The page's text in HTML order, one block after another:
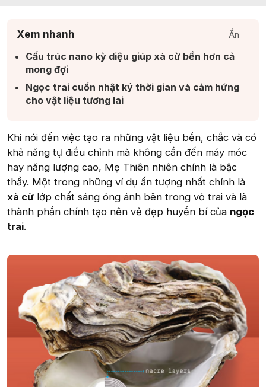
Xem nhanh Ẩn
Cấu trúc nano kỳ diệu giúp xà cừ bền hơn cả
mong đợi​
Ngọc trai cuốn nhật ký thời gian và cảm hứng
cho vật liệu tương lai​
Khi nói đến việc tạo ra những vật liệu bền, chắc và có
khả năng tự điều chỉnh mà không cần đến máy móc
hay năng lượng cao, Mẹ Thiên nhiên chính là bậc
thầy. Một trong những ví dụ ấn tượng nhất chính là
xà cừ lớp chất sáng óng ánh bên trong vỏ trai và là
thành phần chính tạo nên vẻ đẹp huyền bí của ngọc
trai.